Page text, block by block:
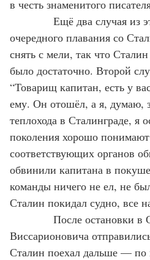
в честь знаменитого
Ещё два случая из этой
очередного плавания со
снять с мели, так что
было достаточно. Второй
“Товарищ капитан, есть у
ему. Он отошёл, а я, думаю,
теплохода в Сталинграде,
поколения хорошо
соответствующих органов
обвинили капитана в
команды ничего не ел, не
Сталин покидал судно, все
После остановки в
Виссарионовича
Сталин поехал дальше — по